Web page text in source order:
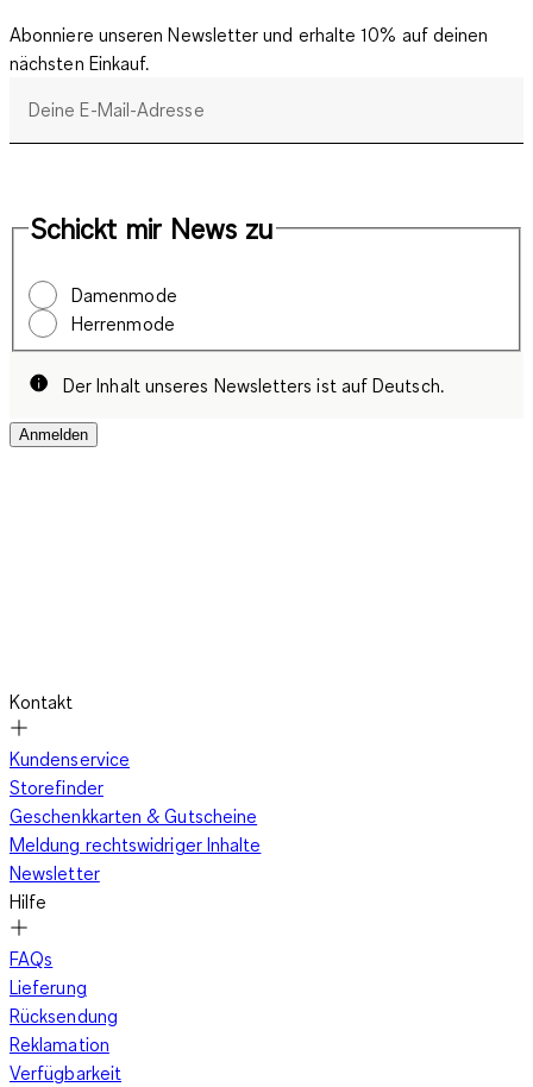
Abonniere unseren Newsletter und erhalte 10% auf deinen
nächsten Einkauf.
Deine E-Mail-Adresse
Schickt mir News zu
Damenmode
Herrenmode
Der Inhalt unseres Newsletters ist auf Deutsch.
Anmelden
Kontakt
Kundenservice
Storefinder
Geschenkkarten & Gutscheine
Meldung rechtswidriger Inhalte
Newsletter
Hilfe
FAQs
Lieferung
Rücksendung
Reklamation
Verfügbarkeit